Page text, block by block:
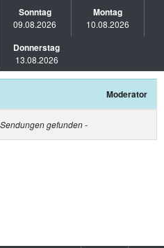
Sonntag
09.08.2026
Montag
10.08.2026
Donnerstag
13.08.2026
Moderator
gefunden -